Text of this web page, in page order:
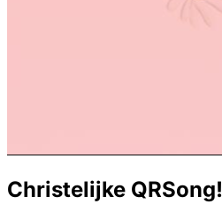
Christelijke QRSong!